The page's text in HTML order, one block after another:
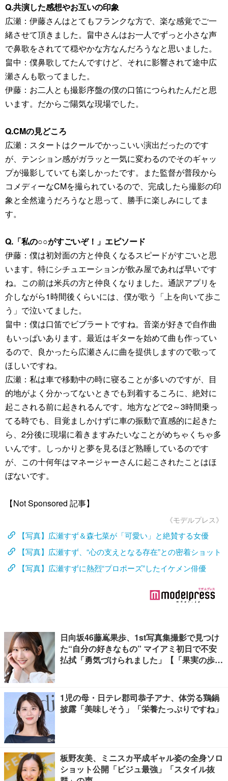
Q.共演した感想やお互いの印象
広瀬：伊藤さんはとてもフランクな方で、楽な感覚でご一
緒させて頂きました。畠中さんはお一人でずっと小さな声
で鼻歌をされてて穏やかな方なんだろうなと思いました。
畠中：僕鼻歌してたんですけど、それに影響されて途中広
瀬さんも歌ってました。
伊藤：お二人とも撮影序盤の僕の口笛につられたんだと思
います。だからご陽気な現場でした。
Q.CMの見どころ
広瀬：スタートはクールでかっこいい演出だったのです
が、テンション感がガラッと一気に変わるのでそのギャッ
プが撮影していても楽しかったです。また監督が普段から
コメディーなCMを撮られているので、完成したら撮影の印
象と全然違うだろうなと思って、勝手に楽しみにしてま
す。
Q.「私の○○がすごいぞ！」エピソード
伊藤：僕は初対面の方と仲良くなるスピードがすごいと思
います。特にシチュエーションが飲み屋であれば早いです
ね。この前は米兵の方と仲良くなりました。通訳アプリを
介しながら1時間後くらいには、僕が歌う「上を向いて歩こ
う」で泣いてました。
畠中：僕は口笛でビブラートですね。音楽が好きで自作曲
もいっぱいあります。最近はギターを始めて曲も作ってい
るので、良かったら広瀬さんに曲を提供しますので歌って
ほしいですね。
広瀬：私は車で移動中の時に寝ることが多いのですが、目
的地がよく分かってないときでも到着するころに、絶対に
起こされる前に起きれるんです。地方などで2～3時間乗っ
てる時でも、目覚ましかけずに車の振動で直感的に起きた
ら、2分後に現場に着きますみたいなことがめちゃくちゃ多
いんです。しっかりと夢を見るほど熟睡しているのです
が、この十何年はマネージャーさんに起こされたことはほ
ぼないです。
【Not Sponsored 記事】
《モデルプレス》
【写真】広瀬すず＆森七菜が「可愛い」と絶賛する女優
【写真】広瀬すず、“心の支えとなる存在”との密着ショット
【写真】広瀬すずに熱烈“プロポーズ”したイケメン俳優
日向坂46藤嶌果歩、1st写真集撮影で見つけ
た“自分の好きなもの” マイアミ初日で不安
払拭「勇気づけられました」【「果実の歩
1児の母・日テレ郡司恭子アナ、体労る鶏鍋
披露「美味しそう」「栄養たっぷりですね」
板野友美、ミニスカ平成ギャル姿の全身ソロ
ショット公開「ビジュ最強」「スタイル抜